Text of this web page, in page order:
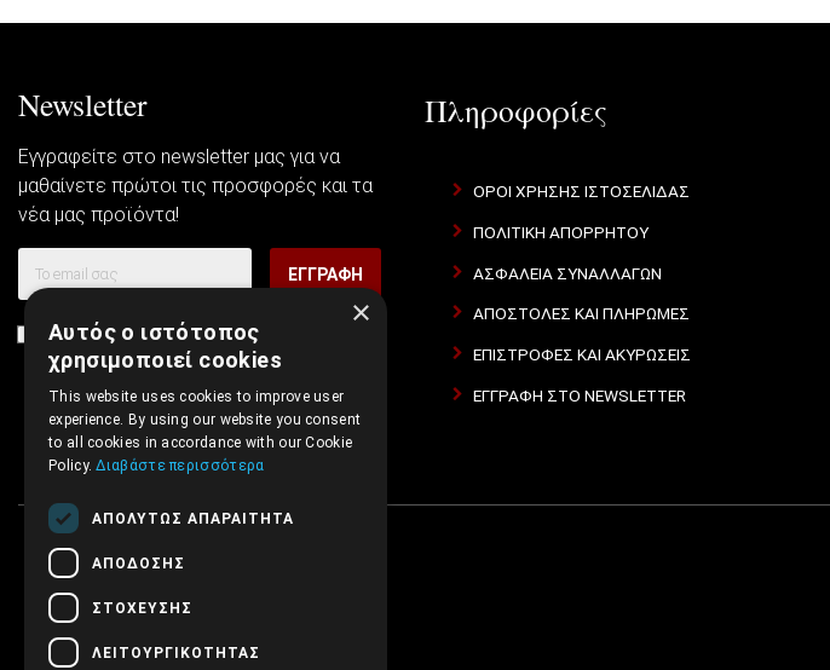
Newsletter
Εγγραφείτε στο newsletter μας για να
μαθαίνετε πρώτοι τις προσφορές και τα
νέα μας προϊόντα!
ΕΓΓΡΑΦΉ
Συμφωνώ με τουςΌροι Χρήσης Ιστοσελίδας
Πολιτική Απορρήτου
Πληροφορίες
ΌΡΟΙ ΧΡΉΣΗΣ ΙΣΤΟΣΕΛΊΔΑΣ
ΠΟΛΙΤΙΚΉ ΑΠΟΡΡΉΤΟΥ
ΑΣΦΆΛΕΙΑ ΣΥΝΑΛΛΑΓΏΝ
ΑΠΟΣΤΟΛΈΣ ΚΑΙ ΠΛΗΡΩΜΈΣ
ΕΠΙΣΤΡΟΦΈΣ ΚΑΙ ΑΚΥΡΏΣΕΙΣ
ΕΓΓΡΑΦΉ ΣΤΟ NEWSLETTER
×
Αυτός ο ιστότοπος
χρησιμοποιεί cookies
This website uses cookies to improve user
experience. By using our website you consent
to all cookies in accordance with our Cookie
Policy.Διαβάστε περισσότερα
ΑΠΟΛΎΤΩΣ ΑΠΑΡΑΊΤΗΤΑ
ΑΠΌΔΟΣΗΣ
ΣΤΌΧΕΥΣΗΣ
ΛΕΙΤΟΥΡΓΙΚΌΤΗΤΑΣ